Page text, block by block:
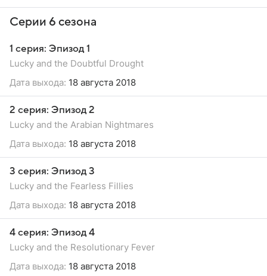
Серии 6 сезона
1 серия: Эпизод 1
Lucky and the Doubtful Drought
Дата выхода: 18 августа 2018
2 серия: Эпизод 2
Lucky and the Arabian Nightmares
Дата выхода: 18 августа 2018
3 серия: Эпизод 3
Lucky and the Fearless Fillies
Дата выхода: 18 августа 2018
4 серия: Эпизод 4
Lucky and the Resolutionary Fever
Дата выхода: 18 августа 2018